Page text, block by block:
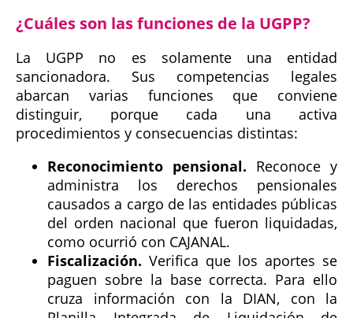
¿Cuáles son las funciones de la UGPP?
La UGPP no es solamente una entidad
sancionadora. Sus competencias legales
abarcan varias funciones que conviene
distinguir, porque cada una activa
procedimientos y consecuencias distintas:
Reconocimiento pensional. Reconoce y
administra los derechos pensionales
causados a cargo de las entidades públicas
del orden nacional que fueron liquidadas,
como ocurrió con CAJANAL.
Fiscalización. Verifica que los aportes se
paguen sobre la base correcta. Para ello
cruza información con la DIAN, con la